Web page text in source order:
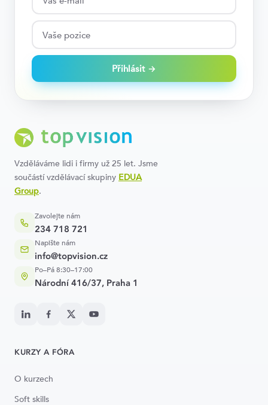
Přihlásit →
Vzděláváme lidi i firmy už 25 let. Jsme
součástí vzdělávací skupiny EDUA
Group.
Zavolejte nám
234 718 721
Napište nám
info@topvision.cz
Po–Pá 8:30–17:00
Národní 416/37, Praha 1
KURZY A FÓRA
O kurzech
Soft skills